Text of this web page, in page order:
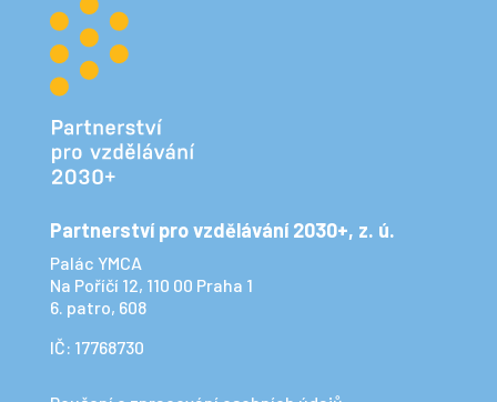
Partnerství pro vzdělávání 2030+, z. ú.
Palác YMCA
Na Poříčí 12, 110 00 Praha 1
6. patro, 608
IČ: 17768730